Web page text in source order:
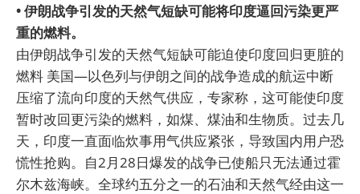
• 伊朗战争引发的天然气短缺可能将印度逼回污染更严
重的燃料。
由伊朗战争引发的天然气短缺可能迫使印度回归更脏的
燃料 美国—以色列与伊朗之间的战争造成的航运中断
压缩了流向印度的天然气供应，专家称，这可能使印度
暂时改回更污染的燃料，如煤、煤油和生物质。过去几
天，印度一直面临炊事用气供应紧张，导致国内用户恐
慌性抢购。自2月28日爆发的战争已使船只无法通过霍
尔木兹海峡。全球约五分之一的石油和天然气经由这一